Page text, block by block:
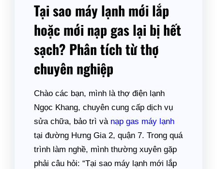
Tại sao máy lạnh mới lắp
hoặc mới nạp gas lại bị hết
sạch? Phân tích từ thợ
chuyên nghiệp
Chào các bạn, mình là thợ điện lạnh
Ngọc Khang, chuyên cung cấp dịch vụ
sửa chữa, bảo trì và nạp gas máy lạnh
tại đường Hưng Gia 2, quận 7. Trong quá
trình làm nghề, mình thường xuyên gặp
phải câu hỏi: “Tại sao máy lạnh mới lắp